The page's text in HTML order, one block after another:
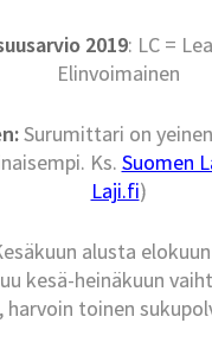
2019: LC =
Elinvoimainen
Surumittari on
Ks. Suomen
Laji.fi)
alusta
kesä-heinäkuun
harvoin toinen